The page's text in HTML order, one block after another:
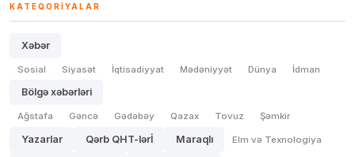
KATEQORIYALAR
Xəbər
Sosial Siyasət İqtisadiyyat Mədəniyyət Dünya İdman
Bölgə xəbərləri
Ağstafa Gəncə Gədəbəy Qazax Tovuz Şəmkir
Yazarlar Qərb QHT-lərİ Maraqlı Elm və Texnologiya